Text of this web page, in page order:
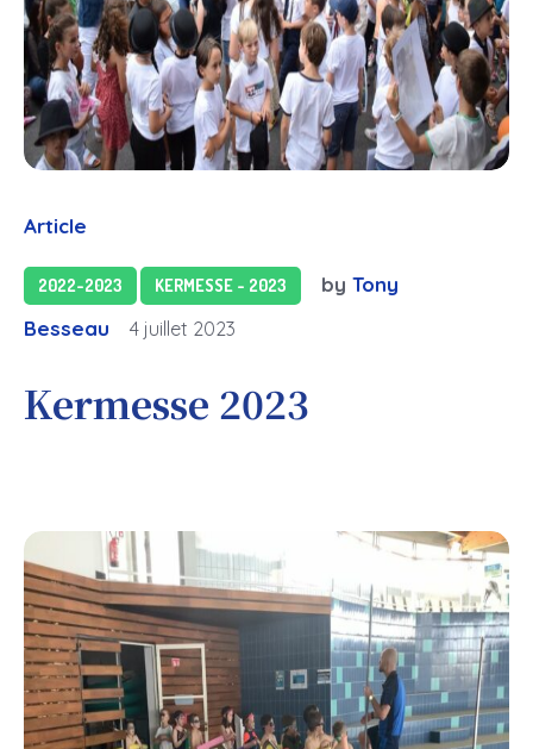
Article
2022-2023 KERMESSE - 2023 by Tony
Besseau
4 juillet 2023
Kermesse 2023